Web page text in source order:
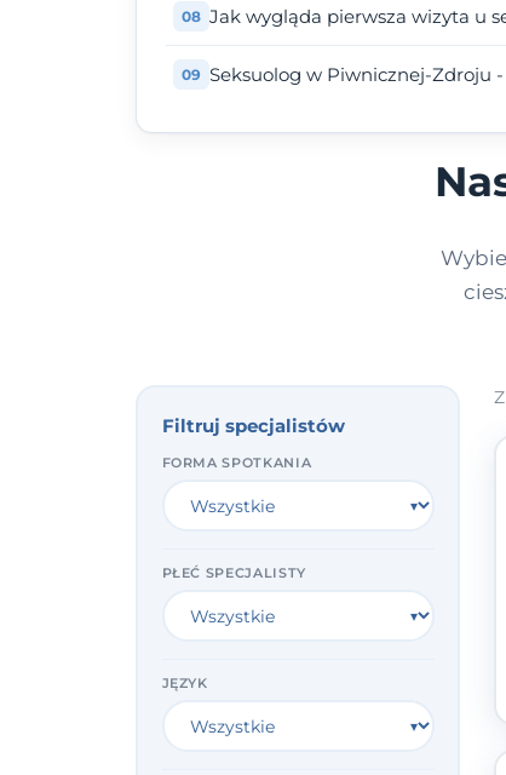
Jak wygląda pierwsza wizyta u
Seksuolog w Piwnicznej-Zdroju
Filtruj specjalistów
FORMA SPOTKANIA
PŁEĆ SPECJALISTY
JĘZYK